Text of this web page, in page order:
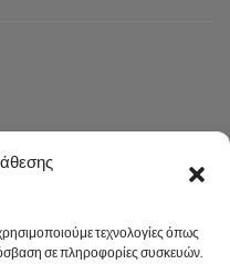
τεχνολογίες όπως
σε πληροφορίες συσκευών.